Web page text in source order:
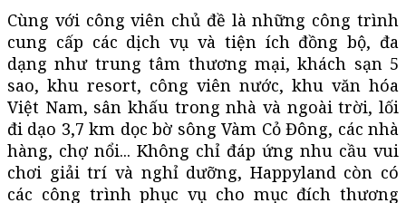
Cùng với công viên chủ đề là những công trình
cung cấp các dịch vụ và tiện ích đồng bộ, đa
dạng như trung tâm thương mại, khách sạn 5
sao, khu resort, công viên nước, khu văn hóa
Việt Nam, sân khấu trong nhà và ngoài trời, lối
đi dạo 3,7 km dọc bờ sông Vàm Cỏ Đông, các nhà
hàng, chợ nổi... Không chỉ đáp ứng nhu cầu vui
chơi giải trí và nghỉ dưỡng, Happyland còn có
các công trình phục vụ cho mục đích thương